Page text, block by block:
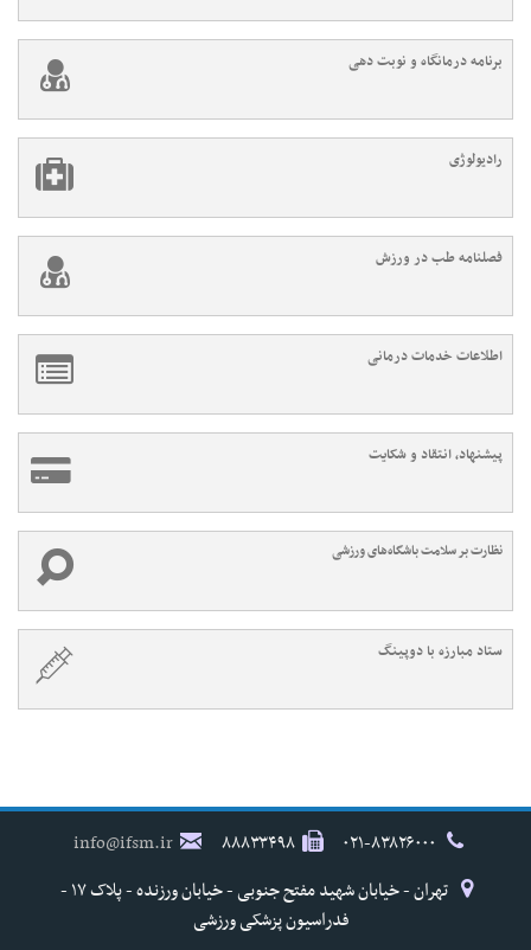
برنامه درمانگاه و نوبت دهی
رادیولوژی
فصلنامه طب در ورزش
اطلاعات خدمات درمانی
پیشنهاد، انتقاد و شکایت
نظارت بر سلامت باشگاه‌های ورزشی
ستاد مبارزه با دوپینگ
۸۸۸۳۳۴۹۸
info@ifsm.ir
تهران - خیابان شهید مفتح جنوبی - خیابان ورزنده - پلاک ۱۷ -
فدراسیون پزشکی ورزشی